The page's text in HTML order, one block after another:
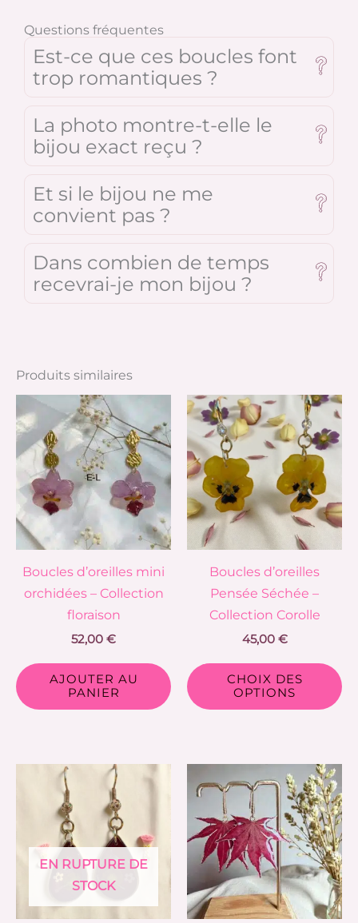
Questions fréquentes
Est-ce que ces boucles font
trop romantiques ?
La photo montre-t-elle le
bijou exact reçu ?
Et si le bijou ne me
convient pas ?
Dans combien de temps
recevrai-je mon bijou ?
Produits similaires
Boucles d’oreilles mini
orchidées – Collection
floraison
52,00 €
AJOUTER AU
PANIER
Boucles d’oreilles
Pensée Séchée –
Collection Corolle
45,00 €
CHOIX DES
OPTIONS
Ce
du
EN RUPTURE DE
STOCK